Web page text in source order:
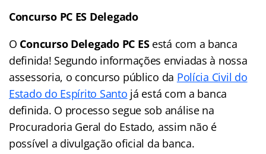
Concurso PC ES Delegado
O Concurso Delegado PC ES está com a banca
definida! Segundo informações enviadas à nossa
assessoria, o concurso público da Polícia Civil do
Estado do Espírito Santo já está com a banca
definida. O processo segue sob análise na
Procuradoria Geral do Estado, assim não é
possível a divulgação oficial da banca.